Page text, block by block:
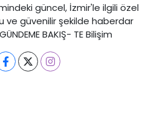
güncel, İzmir'le ilgili özel
ve güvenilir şekilde haberdar
BAKIŞ- TE Bilişim